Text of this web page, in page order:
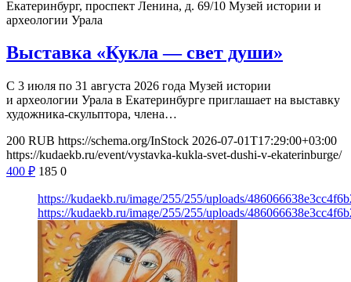
Екатеринбург, проспект Ленина, д. 69/10 Музей истории и
археологии Урала
Выставка «Кукла — свет души»
С 3 июля по 31 августа 2026 года Музей истории
и археологии Урала в Екатеринбурге приглашает на выставку
художника-скульптора, члена…
200 RUB https://schema.org/InStock 2026-07-01T17:29:00+03:00
https://kudaekb.ru/event/vystavka-kukla-svet-dushi-v-ekaterinburge/
400 ₽ 185 0
https://kudaekb.ru/image/255/255/uploads/
https://kudaekb.ru/image/255/255/uploads/